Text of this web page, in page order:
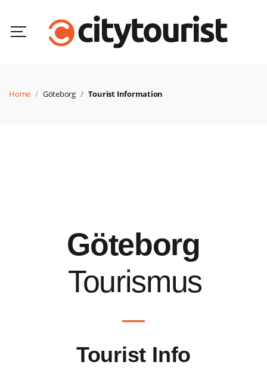
Home Göteborg Tourist Information
Göteborg
Tourismus
Tourist Info